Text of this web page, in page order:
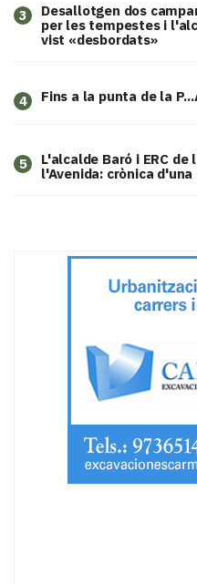
3
​Desallotgen dos
per les tempestes i
vist «desbordats»
4 Fins a la punta de la
5
L'alcalde Baró i ERC de
l'Avenida: crònica